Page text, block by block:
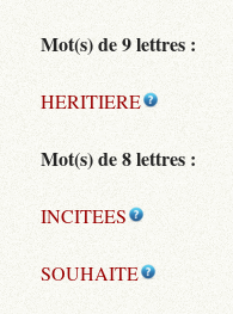
Mot(s) de 9 lettres :
HERITIERE
Mot(s) de 8 lettres :
INCITEES
SOUHAITE